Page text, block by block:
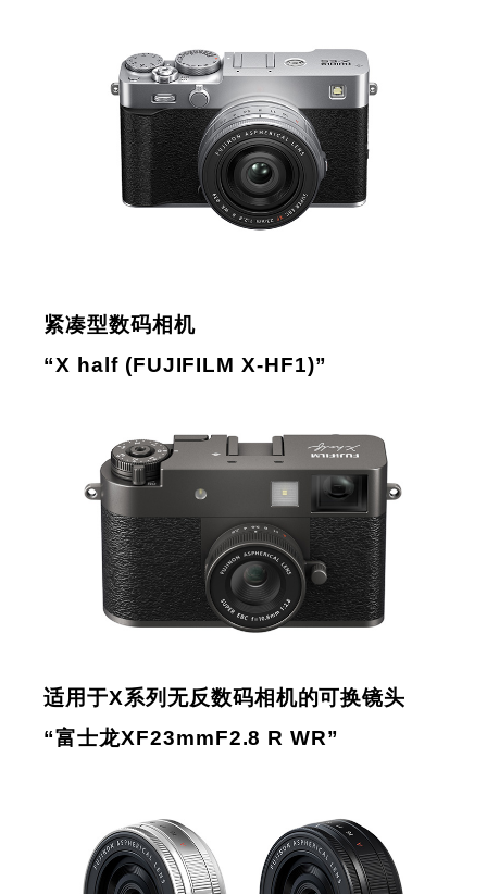
紧凑型数码相机
“X half (FUJIFILM X-HF1)”
适用于X系列无反数码相机的可换镜头
“富士龙XF23mmF2.8 R WR”